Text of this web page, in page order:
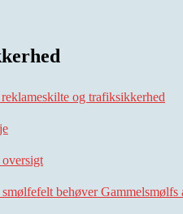
og trafiksikkerhed
behøver